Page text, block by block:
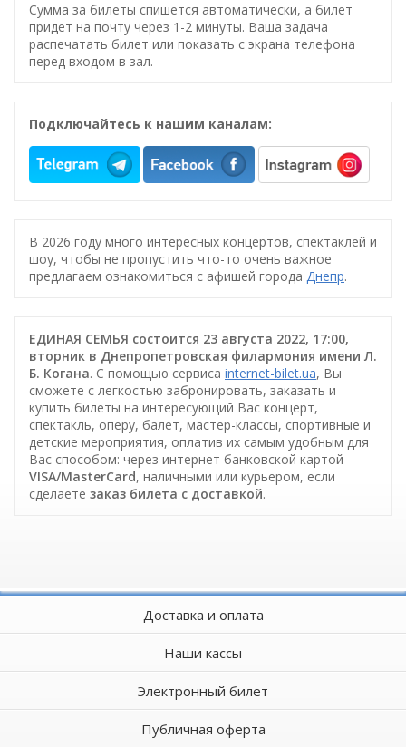
Сумма за билеты спишется автоматически, а билет
придет на почту через 1-2 минуты. Ваша задача
распечатать билет или показать с экрана телефона
перед входом в зал.
Подключайтесь к нашим каналам:
В 2026 году много интересных концертов, спектаклей и
шоу, чтобы не пропустить что-то очень важное
предлагаем ознакомиться с афишей города Днепр.
ЕДИНАЯ СЕМЬЯ состоится 23 августа 2022, 17:00,
вторник в Днепропетровская филармония имени Л.
Б. Когана. С помощью сервиса internet-bilet.ua, Вы
сможете с легкостью забронировать, заказать и
купить билеты на интересующий Вас концерт,
спектакль, оперу, балет, мастер-классы, спортивные и
детские мероприятия, оплатив их самым удобным для
Вас способом: через интернет банковской картой
VISA/MasterCard, наличными или курьером, если
сделаете заказ билета c доставкой.
Доставка и оплата
Наши кассы
Электронный билет
Публичная оферта